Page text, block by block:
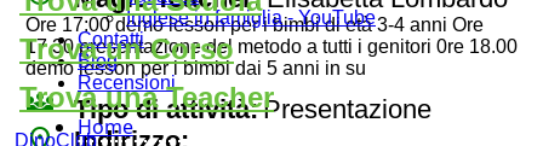
Inglese in famiglia - YouTube
Contatti
Blog
Recensioni
Home
Trova un Corso
Trova una Teacher
DinoClub
Ore 17:00 demo lesson per i bimbi di età 3-4 anni Ore
17.30 presentazione del metodo a tutti i genitori 0re 18.00
demo lesson per i bimbi dai 5 anni in su
diversity_3 Tipo di attività:Presentazione